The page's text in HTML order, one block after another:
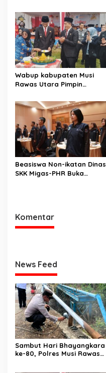
dan Perkuat Akses Warga
Jayaloka
Wabup kabupaten Musi
Rawas Utara Pimpin
Pentingnya Pendidikan
Berkualitas dan berakhlak
Beasiswa Non-ikatan Dinas
SKK Migas-PHR Buka
Komentar
News Feed
Sambut Hari Bhayangkara
ke-80, Polres Musi Rawas